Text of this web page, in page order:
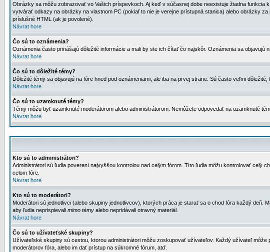
Obrázky sa môžu zobrazovať vo Vašich príspevkoch. Aj keď v súčasnej dobe neexistuje žiadna
vytvárať odkazy na obrázky na vlastnom PC (pokiaľ to nie je verejne prístupná stanica) alebo obrázky
príslušné HTML (ak je povolené).
Návrat hore
Čo sú to oznámenia?
Oznámenia často prinášajú dôležité informácie a mali by ste ich čítať čo najskôr. Oznámenia sa
Návrat hore
Čo sú to dôležité témy?
Dôležité témy sa objavujú na fóre hned pod oznámeniami, ale iba na prvej strane. Sú často veľmi
Návrat hore
Čo sú to uzamknuté témy?
Témy môžu byť uzamknuté moderátorom alebo administrátorom. Nemôžete odpovedať na uzamknuté
Návrat hore
Kto sú to administrátori?
Administrátori sú ľudia poverení najvyššou kontrolou nad celým fórom. Títo ľudia môžu kontrolovať
celom fóre.
Návrat hore
Kto sú to moderátori?
Moderátori sú jednotlivci (alebo skupiny jednotlivcov), ktorých práca je starať sa o chod fóra každý
aby ľudia neprispievali mimo témy alebo nepridávali otravný materiál.
Návrat hore
Čo sú to užívateťské skupiny?
Užívateľské skupiny sú cestou, ktorou administrátori môžu zoskupovať užívateľov. Každý užívateľ
moderátorov fóra, alebo im dať prístup na súkromné fórum, atď.